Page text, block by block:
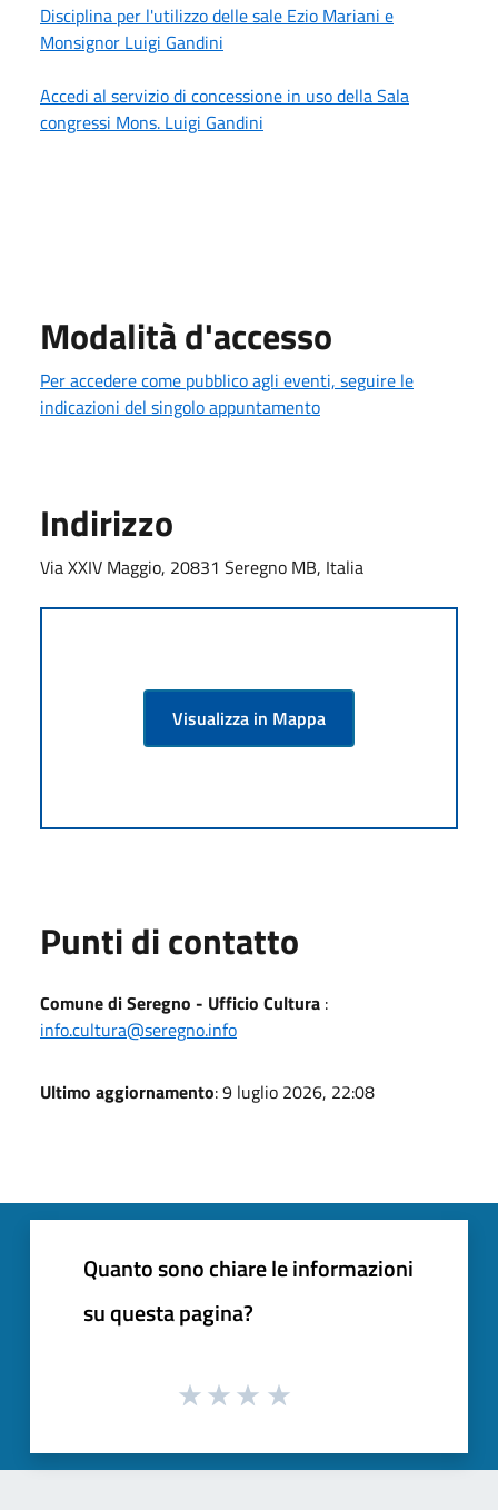
Disciplina per l'utilizzo delle sale Ezio Mariani e
Monsignor Luigi Gandini
Accedi al servizio di concessione in uso della Sala
congressi Mons. Luigi Gandini
Modalità d'accesso
Per accedere come pubblico agli eventi, seguire le
indicazioni del singolo appuntamento
Indirizzo
Via XXIV Maggio, 20831 Seregno MB, Italia
Visualizza in Mappa
Punti di contatto
Comune di Seregno - Ufficio Cultura :
info.cultura@seregno.info
Ultimo aggiornamento: 9 luglio 2026, 22:08
Quanto sono chiare le informazioni
su questa pagina?